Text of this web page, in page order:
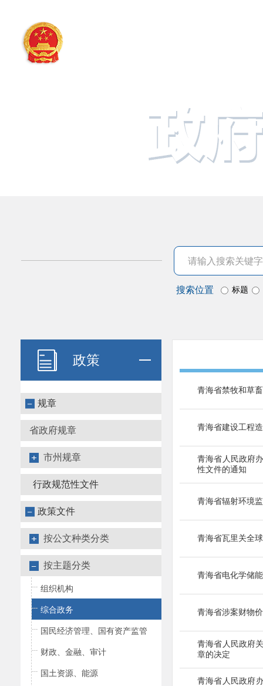
搜索位置 标题
政策
规章
省政府规章
市州规章
行政规范性文件
政策文件
按公文种类分类
按主题分类
组织机构
综合政务
国民经济管理、国有资产监管
财政、金融、审计
国土资源、能源
青海省禁牧和草
青海省建设工程
青海省人民政府
性文件的通知
青海省辐射环境
青海省瓦里关全
青海省电化学储
青海省涉案财物
青海省人民政府
章的决定
青海省人民政府